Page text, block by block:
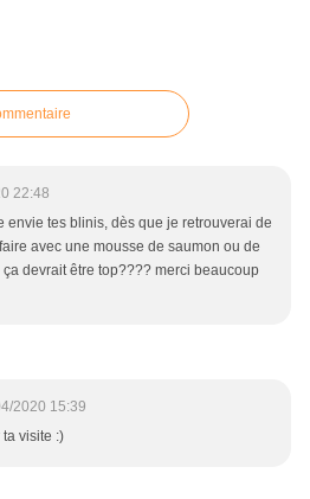
22:48
envie tes blinis, dès que je retrouverai de
avec une mousse de saumon ou de
devrait être top???? merci beaucoup
2020 15:39
ta visite :)